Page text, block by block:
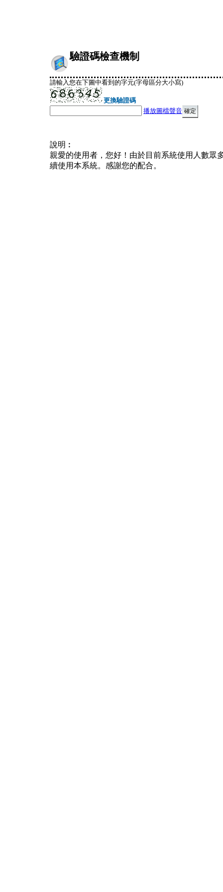
驗證碼檢查機制
請輸入您在下圖中看到的字元(字母區分大小寫)
更換驗證碼
播放圖檔聲音
說明︰
親愛的使用者，您好！由於目前系統使用人數眾
續使用本系統。感謝您的配合。